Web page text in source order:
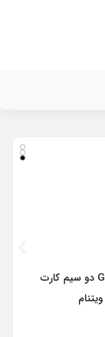
گوشی موبایل سامسونگ مدل Galaxy A26 دو سیم کارت